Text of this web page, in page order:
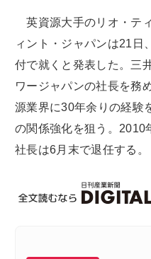
英資源大手のリオ・テ
ィント・ジャパンは21日
付で就くと発表した。三
ワージャパンの社長を務
源業界に30年余りの経験
の関係強化を狙う。2010
社長は6月末で退任する。